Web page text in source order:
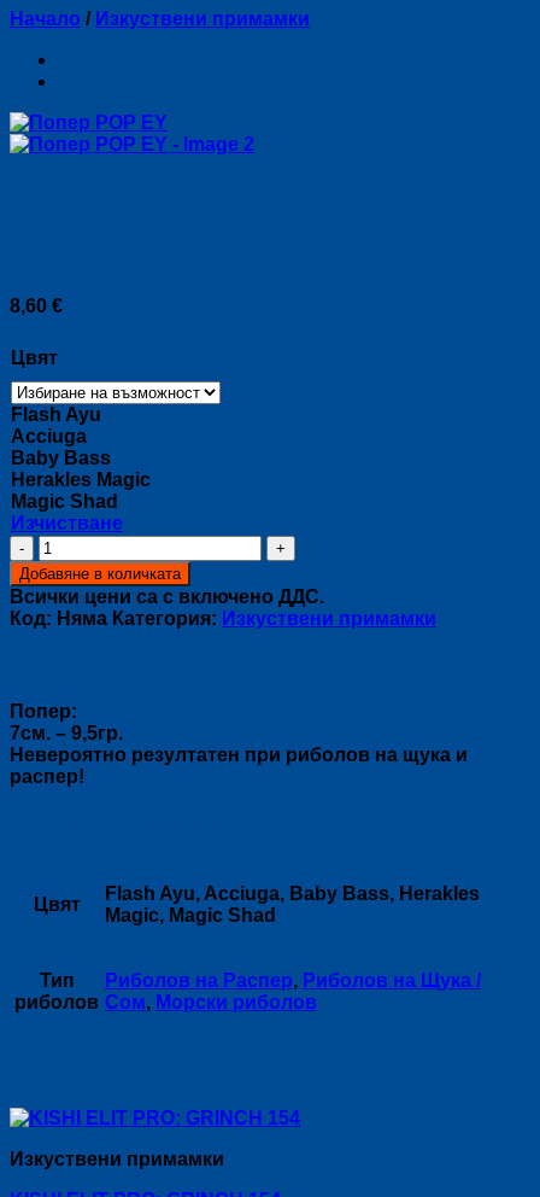
Начало / Изкуствени примамки
8,60 €
Цвят
Flash Ayu
Acciuga
Baby Bass
Herakles Magic
Magic Shad
Изчистване
количество
за
Попер
POP
EY
Добавяне в количката
Всички цени са с включено ДДС.
Код: Няма Категория: Изкуствени примамки
Попер:
7см. – 9,5гр.
Невероятно резултатен при риболов на щука и
распер!
Цвят
Flash Ayu, Acciuga, Baby Bass, Herakles
Magic, Magic Shad
Тип
риболов
Риболов на Распер, Риболов на Щука /
Сом, Морски риболов
Изкуствени примамки